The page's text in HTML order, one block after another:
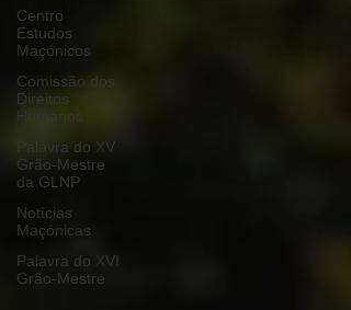
Centro
Estudos
Maçónicos
Comissão dos
Direitos
Humanos
Palavra do XV
Grão-Mestre
da GLNP
Notícias
Maçónicas
Palavra do XVI
Grão-Mestre